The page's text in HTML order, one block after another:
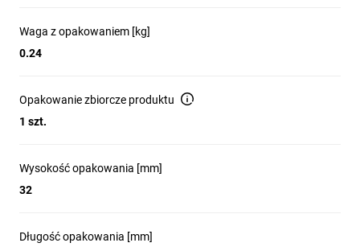
Waga z opakowaniem [kg]
0.24
Opakowanie zbiorcze produktu
1 szt.
Wysokość opakowania [mm]
32
Długość opakowania [mm]